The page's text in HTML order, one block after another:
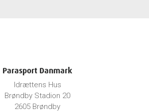
Parasport Danmark
Idrættens Hus
Brøndby Stadion 20
2605 Brøndby